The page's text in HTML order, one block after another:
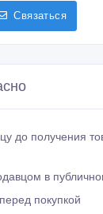
Связаться
до получения
в
покупкой